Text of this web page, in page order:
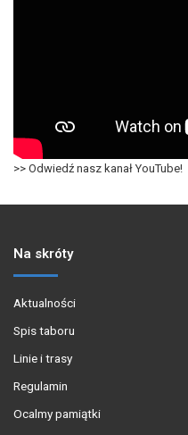
>> Odwiedź nasz kanał YouTube!
Na skróty
Aktualności
Spis taboru
Linie i trasy
Regulamin
Ocalmy pamiątki